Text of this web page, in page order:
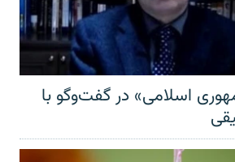
اسلامی» در گفت‌وگو با